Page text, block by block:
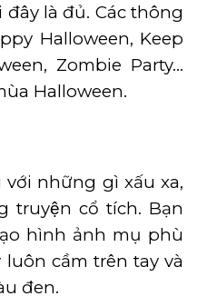
là đủ. Các thông
Halloween, Keep
Zombie Party…
Halloween.
những gì xấu xa,
truyện cổ tích. Bạn
hình ảnh mụ phù
cầm trên tay và
đen.